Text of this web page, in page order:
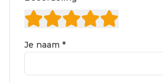
Je naam *